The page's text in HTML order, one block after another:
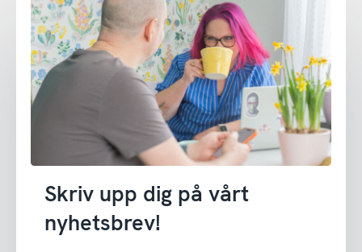
Skriv upp dig på vårt
nyhetsbrev!